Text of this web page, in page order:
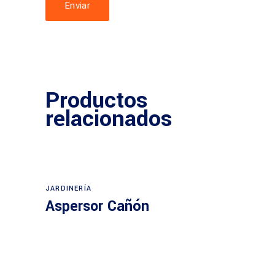
Productos
relacionados
JARDINERÍA
Aspersor Cañón